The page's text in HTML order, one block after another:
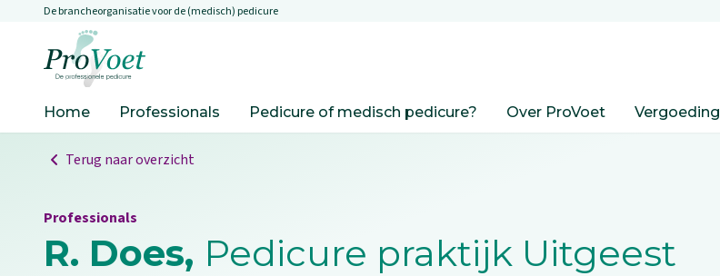
Overslaan en naar de inhoud gaan
De brancheorganisatie voor de (medisch) pedicure
Home Professionals Pedicure of medisch pedicure? Over ProVoet Vergoeding
Terug naar overzicht
Professionals
R. Does, Pedicure praktijk Uitgeest